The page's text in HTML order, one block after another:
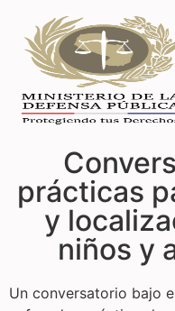
prácticas
y
niños y
Un conversatorio bajo